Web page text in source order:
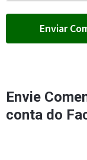
Envie
conta do